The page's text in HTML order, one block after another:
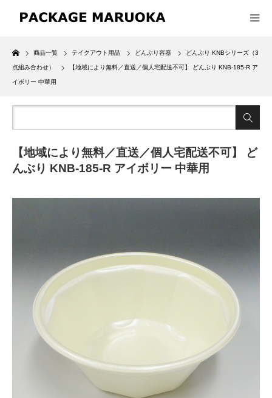
Home
商品一覧 テイクアウト用品 どんぶり容器 どんぶり KNBシリーズ（3
点組み合わせ） 【地域により無料／直送／個人宅配送不可】 どんぶり KNB-185-R ア
イボリー 中華用
【地域により無料／直送／個人宅配送不可】 ど
んぶり KNB-185-R アイボリー 中華用